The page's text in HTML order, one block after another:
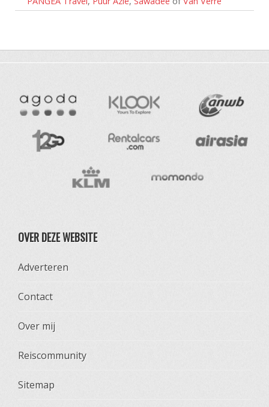
OVER DEZE WEBSITE
Adverteren
Contact
Over mij
Reiscommunity
Sitemap